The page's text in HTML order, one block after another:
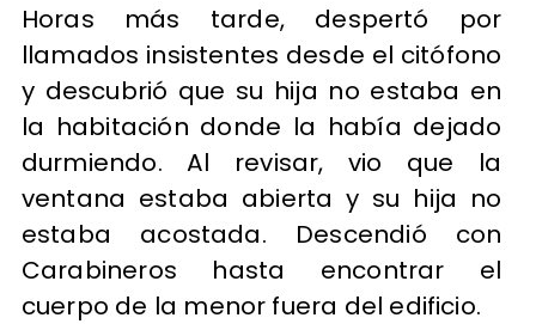
Horas más tarde, despertó por
llamados insistentes desde el citófono
y descubrió que su hija no estaba en
la habitación donde la había dejado
durmiendo. Al revisar, vio que la
ventana estaba abierta y su hija no
estaba acostada. Descendió con
Carabineros hasta encontrar el
cuerpo de la menor fuera del edificio.